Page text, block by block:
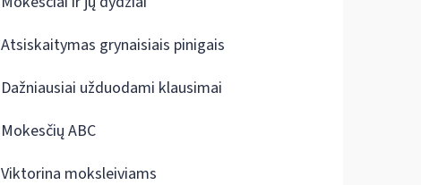
Atsiskaitymas grynaisiais pinigais
Dažniausiai užduodami klausimai
Mokesčių ABC
Viktorina moksleiviams